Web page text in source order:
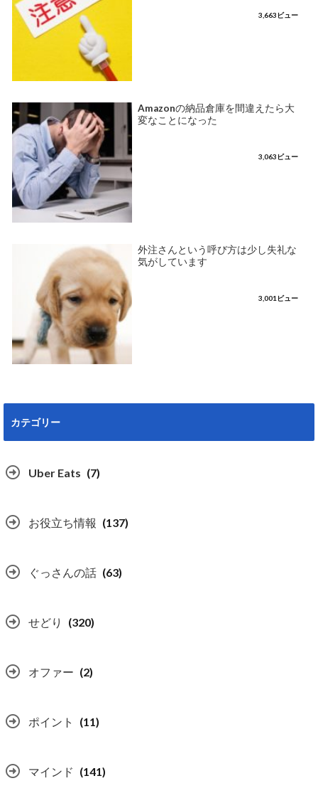
3,663ビュー
Amazonの納品倉庫を間違えたら大
変なことになった
3,063ビュー
外注さんという呼び方は少し失礼な
気がしています
3,001ビュー
カテゴリー
Uber Eats (7)
お役立ち情報 (137)
ぐっさんの話 (63)
せどり (320)
オファー (2)
ポイント (11)
マインド (141)